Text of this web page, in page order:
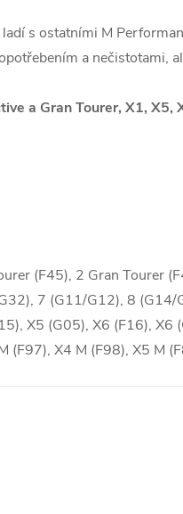
s ostatními M
a nečistotami,
a Gran Tourer, X1, X5,
(F45), 2 Gran Tourer
7 (G11/G12), 8
X5 (G05), X6 (F16), X6
(F97), X4 M (F98), X5 M